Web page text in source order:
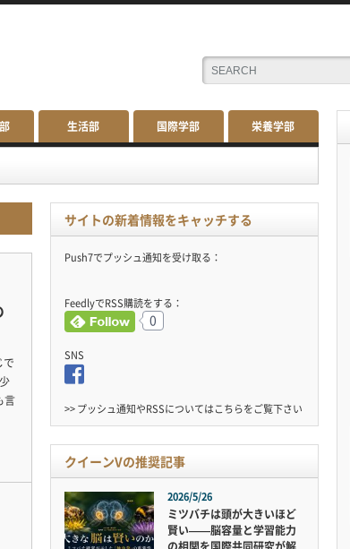
生活部 国際学部 栄養学部
で
言
サイトの新着情報をキャッチする
Push7でプッシュ通知を受け取る：
FeedlyでRSS購読をする：
0
SNS
>> プッシュ通知やRSSについてはこちらをご覧下さい
クイーンVの推奨記事
2026/5/26
ミツバチは頭が大きいほど
賢い——脳容量と学習能力